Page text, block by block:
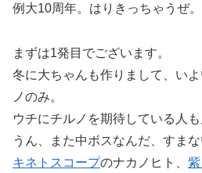
例大10周年。はりきっちゃうぜ
まずは1発目でございます。
冬に大ちゃんも作りまして、い
ノのみ。
ウチにチルノを期待している人
うん、また中ボスなんだ、すま
キネトスコープのナカノヒト、